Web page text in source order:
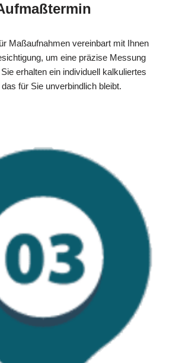
Maßaufnahmen vereinbart mit Ihnen
um eine präzise Messung
erhalten ein individuell kalkuliertes
für Sie unverbindlich bleibt.